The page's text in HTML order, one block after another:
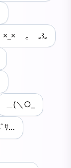
꜀ ꜆꒱꜆
＿(＼○_
ｻ…